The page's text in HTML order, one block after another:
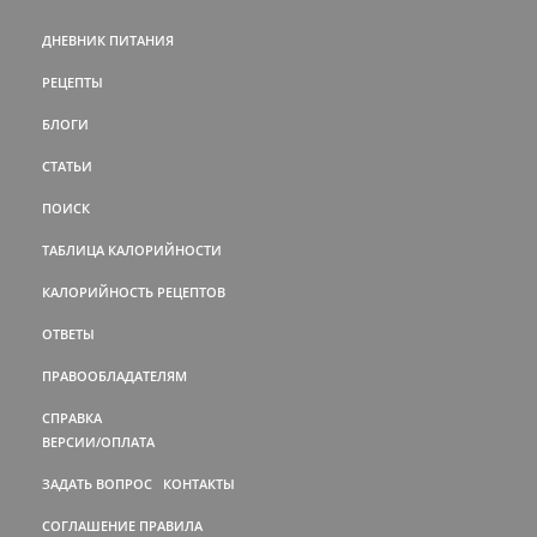
ДНЕВНИК ПИТАНИЯ
РЕЦЕПТЫ
БЛОГИ
СТАТЬИ
ПОИСК
ТАБЛИЦА КАЛОРИЙНОСТИ
КАЛОРИЙНОСТЬ РЕЦЕПТОВ
ОТВЕТЫ
ПРАВООБЛАДАТЕЛЯМ
СПРАВКА
ВЕРСИИ/ОПЛАТА
ЗАДАТЬ ВОПРОС КОНТАКТЫ
СОГЛАШЕНИЕ ПРАВИЛА